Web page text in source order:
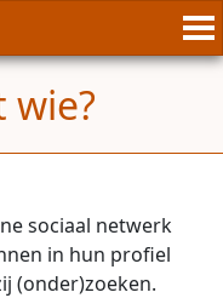
wie?
sociaal netwerk
in hun profiel
(onder)zoeken.